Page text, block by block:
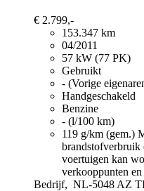
€ 2.799,-
153.347 km
04/2011
57 kW (77 PK)
Gebruikt
- (Vorige
Handgeschakeld
Benzine
- (l/100 km)
119 g/km (gem.)
brandstofverbruik
voertuigen kan
verkooppunten
Bedrijf, NL-5048 AZ